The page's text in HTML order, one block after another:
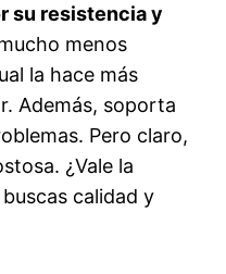
su resistencia y
menos
la hace más
Además, soporta
Pero claro,
¿Vale la
calidad y